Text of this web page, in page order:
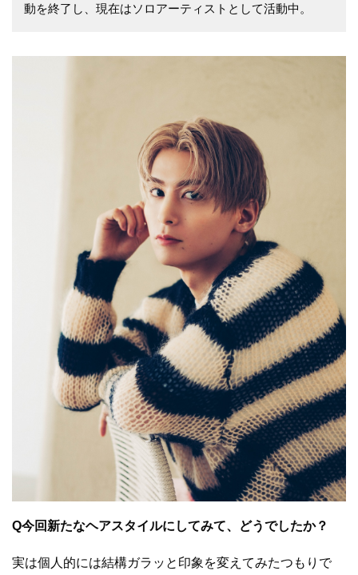
動を終了し、現在はソロアーティストとして活動中。
Q今回新たなヘアスタイルにしてみて、どうでしたか？
実は個人的には結構ガラッと印象を変えてみたつもりで